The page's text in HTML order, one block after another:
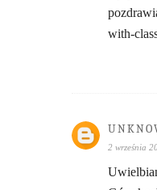
with-
2 września